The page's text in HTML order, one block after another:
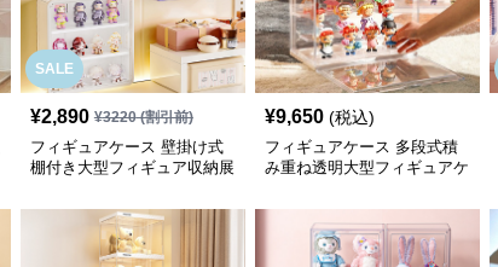
SALE
¥2,890 ¥3220(割引前)
フィギュアケース 壁掛け式
棚付き大型フィギュア収納展
¥9,650 (税込)
フィギュアケース 多段式積
み重ね透明大型フィギュアケ